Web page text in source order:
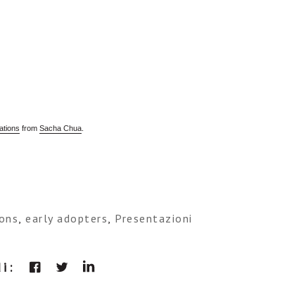
from Sacha Chua.
,early adopters, Presentazioni